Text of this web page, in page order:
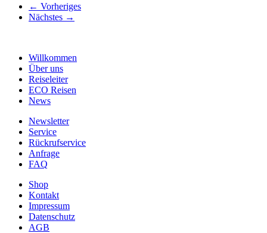
← Vorheriges
Nächstes →
Willkommen
Über uns
Reiseleiter
ECO Reisen
News
Newsletter
Service
Rückrufservice
Anfrage
FAQ
Shop
Kontakt
Impressum
Datenschutz
AGB